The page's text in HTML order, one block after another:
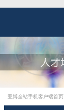
亚博全站手机客户端首页